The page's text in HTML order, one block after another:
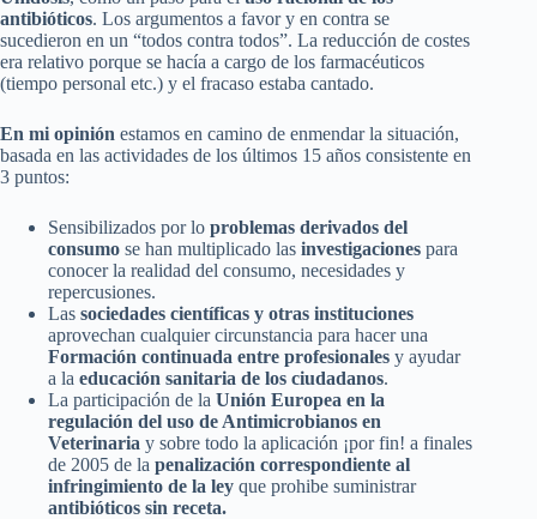
antibióticos. Los argumentos a favor y en contra se
sucedieron en un “todos contra todos”. La reducción de costes
era relativo porque se hacía a cargo de los farmacéuticos
(tiempo personal etc.) y el fracaso estaba cantado.
En mi opinión estamos en camino de enmendar la situación,
basada en las actividades de los últimos 15 años consistente en
3 puntos:
Sensibilizados por lo problemas derivados del
consumo se han multiplicado las investigaciones para
conocer la realidad del consumo, necesidades y
repercusiones.
Las sociedades científicas y otras instituciones
aprovechan cualquier circunstancia para hacer una
Formación continuada entre profesionales y ayudar
a la educación sanitaria de los ciudadanos.
La participación de la Unión Europea en la
regulación del uso de Antimicrobianos en
Veterinaria y sobre todo la aplicación ¡por fin! a finales
de 2005 de la penalización correspondiente al
infringimiento de la ley que prohibe suministrar
antibióticos sin receta.